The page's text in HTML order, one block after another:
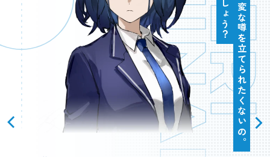
SPEC ＆BUY
製品情報＆購入ガイド
LANGUAGE JPEN
OFFICIAL これ以上、変な噂を立てられたくないの。